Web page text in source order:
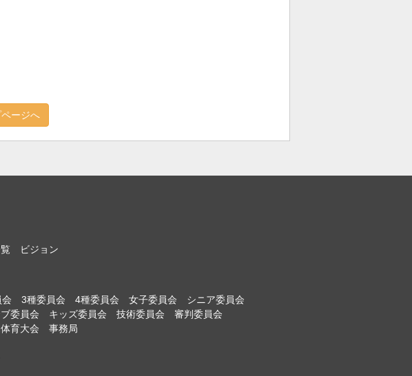
ページへ
ビジョン
3種委員会 4種委員会 女子委員会
シニア委員会
委員会 キッズ委員会 技術委員会
審判委員会
育大会
事務局